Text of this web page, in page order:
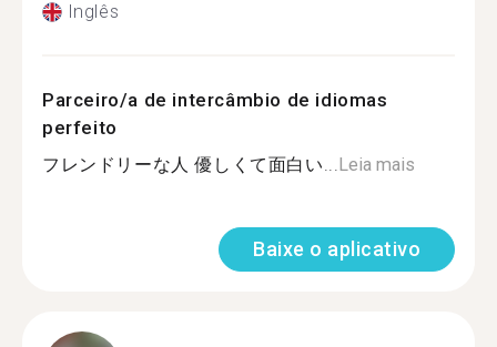
Inglês
Parceiro/a de intercâmbio de idiomas
perfeito
フレンドリーな人 優しくて面白い...Leia mais
Baixe o aplicativo